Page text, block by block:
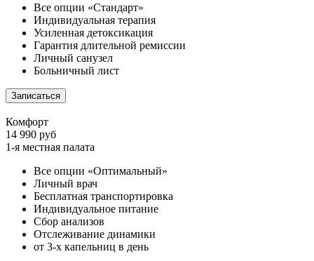
Все опции «Стандарт»
Индивидуальная терапия
Усиленная детоксикация
Гарантия длительной ремиссии
Личный санузел
Больничный лист
Записаться
Комфорт
14 990 руб
1-я местная палата
Все опции «Оптимальный»
Личный врач
Бесплатная транспортировка
Индивидуальное питание
Сбор анализов
Отслеживание динамики
от 3-х капельниц в день